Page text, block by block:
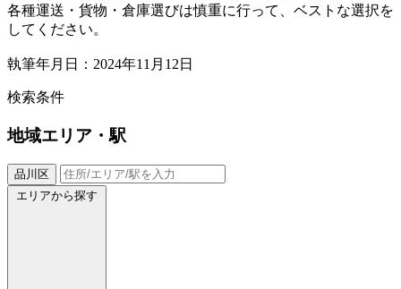
各種運送・貨物・倉庫選びは慎重に行って、ベストな選択を
してください。
執筆年月日：2024年11月12日
検索条件
地域エリア・駅
品川区
エリアから探す